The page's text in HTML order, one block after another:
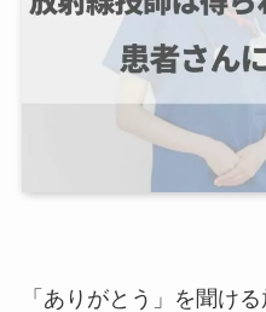
「ありがとう」を聞け